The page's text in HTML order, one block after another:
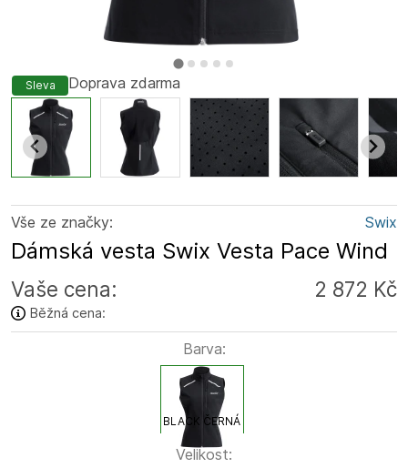
Sleva
Vše ze značky: Swix
Dámská vesta Swix Vesta Pace Wind
Vaše cena: 2 872 Kč
Běžná cena:
Barva:
BLACK ČERNÁ
Velikost:
Doprava zdarma